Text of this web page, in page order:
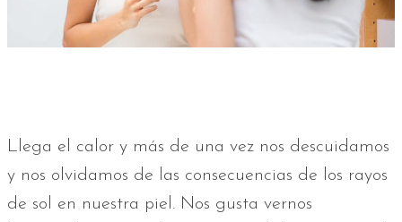
Llega el calor y más de una vez nos descuidamos
y nos olvidamos de las consecuencias de los rayos
de sol en nuestra piel. Nos gusta vernos